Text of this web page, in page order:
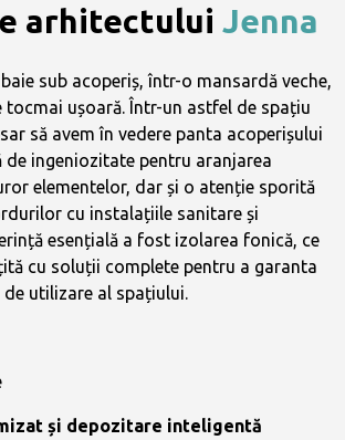
arhitectului Jenna
sub acoperiș, într-o mansardă veche,
tocmai ușoară. Într-un astfel de spațiu
să avem în vedere panta acoperișului
de ingeniozitate pentru aranjarea
elementelor, dar și o atenție sporită
cu instalațiile sanitare și
esențială a fost izolarea fonică, ce
cu soluții complete pentru a garanta
utilizare al spațiului.
și depozitare inteligentă